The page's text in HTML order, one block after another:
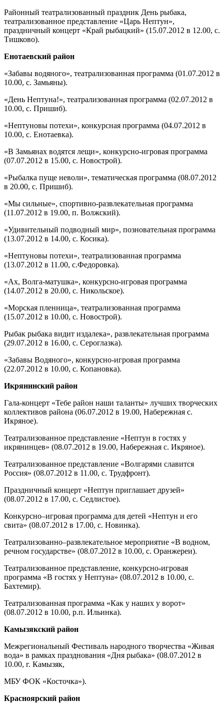
Районный театрализованный праздник День рыбака,
театрализованное представление «Царь Нептун»,
праздничный концерт «Край рыбацкий» (15.07.2012 в 12.00, с.
Тишково).
Енотаевский район
«Забавы водяного», театрализованная программа (01.07.2012 в
10.00, с. Замьяны).
«День Нептуна!», театрализованная программа (02.07.2012 в
10.00, с. Пришиб).
«Нептуновы потехи», конкурсная программа (04.07.2012 в
10.00, с. Енотаевка).
«В Замьянах водятся лещи», конкурсно-игровая программа
(07.07.2012 в 15.00, с. Новострой).
«Рыбалка пуще неволи», тематическая программа (08.07.2012
в 20.00, с. Пришиб).
«Мы сильные», спортивно-развлекательная программа
(11.07.2012 в 19.00, п. Волжский).
«Удивительный подводный мир», позновательная программа
(13.07.2012 в 14.00, с. Косика).
«Нептуновы потехи», театрализованная программа
(13.07.2012 в 11.00, с.Федоровка).
«Ах, Волга-матушка», конкурсно-игровая программа
(14.07.2012 в 20.00, с. Никольское).
«Морская пленница», театрализованная программа
(15.07.2012 в 10.00, с. Новострой).
Рыбак рыбака видит издалека», развлекательная программа
(29.07.2012 в 16.00, с. Сероглазка).
«Забавы Водяного», конкурсно-игровая программа
(22.07.2012 в 10.00, с. Копановка).
Икрянинский район
Гала-концерт «Тебе район наши таланты» лучших творческих
коллективов района (06.07.2012 в 19.00, Набережная с.
Икряное).
Театрализованное представление «Нептун в гостях у
икрянинцев» (08.07.2012 в 19.00, Набережная с. Икряное).
Театрализованное представление «Волгарями славится
Россия» (08.07.2012 в 11.00, с. Трудфронт).
Праздничный концерт «Нептун приглашает друзей»
(08.07.2012 в 17.00, с. Седлистое).
Конкурсно–игровая программа для детей «Нептун и его
свита» (08.07.2012 в 17.00, с. Новинка).
Театрализованно–развлекательное мероприятие «В водном,
речном государстве» (08.07.2012 в 10.00, с. Оранжереи).
Театрализованное представление, конкурсно-игровая
программа «В гостях у Нептуна» (08.07.2012 в 10.00, с.
Бахтемир).
Театрализованная программа «Как у наших у ворот»
(08.07.2012 в 10.00, р.п. Ильинка).
Камызякский район
Межрегиональный Фестиваль народного творчества «Живая
вода» в рамках празднования «Дня рыбака» (08.07.2012 в
10.00, г. Камызяк,
МБУ ФОК «Косточка»).
Красноярский район